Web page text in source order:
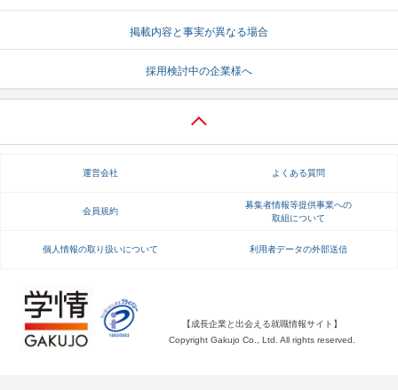
掲載内容と事実が異なる場合
採用検討中の企業様へ
運営会社 よくある質問
会員規約
募集者情報等提供事業への
取組について
個人情報の取り扱いについて 利用者データの外部送信
【成長企業と出会える就職情報サイト】
Copyright Gakujo Co., Ltd. All rights reserved.